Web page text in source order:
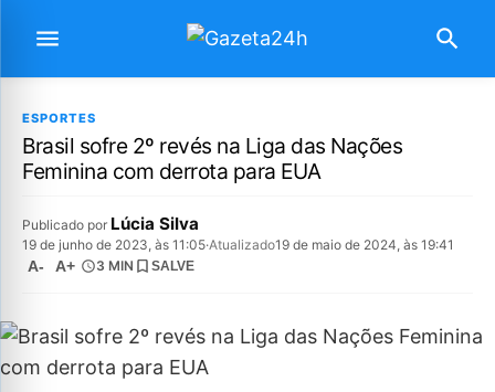
ESPORTES
Brasil sofre 2º revés na Liga das Nações
Feminina com derrota para EUA
Publicado por Lúcia Silva
19 de junho de 2023, às 11:05·Atualizado19 de maio de 2024, às 19:41
A- A+ 3 MIN SALVE